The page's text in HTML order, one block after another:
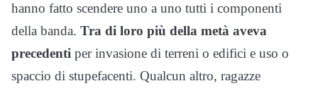
hanno fatto scendere uno a uno tutti i componenti
della banda. Tra di loro più della metà aveva
precedenti per invasione di terreni o edifici e uso o
spaccio di stupefacenti. Qualcun altro, ragazze